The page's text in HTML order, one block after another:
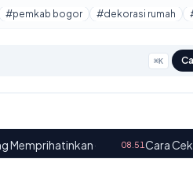
#pemkab bogor #dekorasi rumah
⌘K
08.51Cara Cek Bansos